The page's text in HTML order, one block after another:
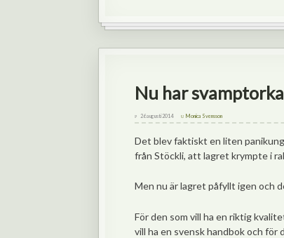
Nu har
26 augusti 2014 Monica Svensson
Det blev faktiskt en liten
från Stöckli, att lagret krympte i
Men nu är lagret påfyllt igen och
För den som vill ha en riktig
vill ha en svensk handbok och för